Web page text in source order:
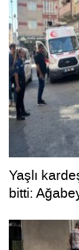
Yaşlı
bitti: